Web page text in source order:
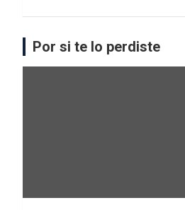
Por si te lo perdiste